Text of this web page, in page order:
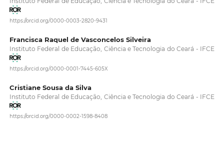
https://orcid.org/0000-0003-2820-9431
Francisca Raquel de Vasconcelos Silveira
Instituto Federal de Educação, Ciência e Tecnologia do Ceará - IFCE
https://orcid.org/0000-0001-7445-605X
Cristiane Sousa da Silva
Instituto Federal de Educação, Ciência e Tecnologia do Ceará - IFCE
https://orcid.org/0000-0002-1598-8408